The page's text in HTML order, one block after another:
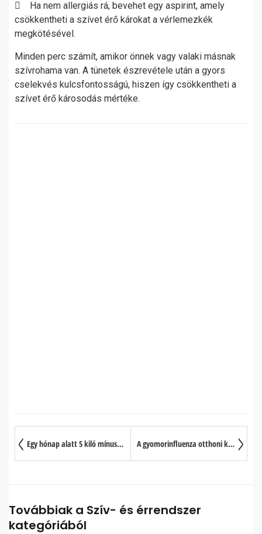
 Ha nem allergiás rá, bevehet egy aspirint, amely
csökkentheti a szívet érő károkat a vérlemezkék
megkötésével.
Minden perc számít, amikor önnek vagy valaki másnak
szívrohama van. A tünetek észrevétele után a gyors
cselekvés kulcsfontosságú, hiszen így csökkentheti a
szívet érő károsodás mértéke.
Egy hónap alatt 5 kiló mínusz – a 20 legjobb módszer A gyomorinfluenza otthoni kezelése
Továbbiak a Szív- és érrendszer
kategóriából